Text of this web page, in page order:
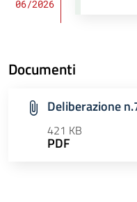
06/2026
Documenti
Deliberazione
421 KB
PDF